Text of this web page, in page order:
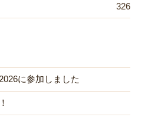
326
に参加しました